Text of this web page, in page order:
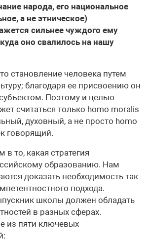
народа, его национальное
а не этническое)
сильнее чуждого ему
оно свалилось на нашу
становление человека путем
благодаря ее присвоению он
Поэтому и целью
считаться только homo moralis
духовный, а не просто homo
говорящий.
в то, какая стратегия
образованию. Нам
доказать необходимость так
подхода.
школы должен обладать
в разных сферах.
из пяти ключевых